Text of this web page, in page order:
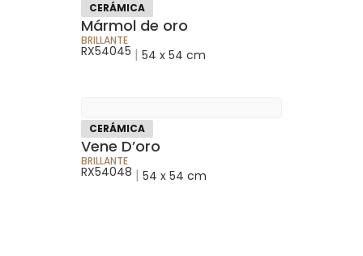
CERÁMICA
Mármol de oro
BRILLANTE
RX54045 | 54 x 54 cm
CERÁMICA
Vene D’oro
BRILLANTE
RX54048 | 54 x 54 cm